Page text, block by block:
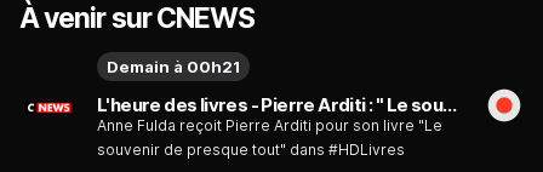
À venir sur CNEWS
L'heure des livres - Pierre Arditi : " Le souvenir de presque tout " - Émission du mardi 11 août
Anne Fulda reçoit Pierre Arditi pour son livre "Le
souvenir de presque tout" dans #HDLivres
Demain à 00h21